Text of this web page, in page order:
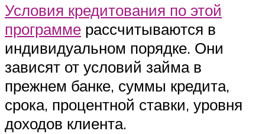
Условия кредитования по этой
программе рассчитываются в
индивидуальном порядке. Они
зависят от условий займа в
прежнем банке, суммы кредита,
срока, процентной ставки, уровня
доходов клиента.